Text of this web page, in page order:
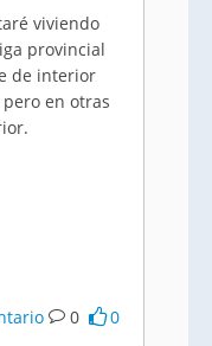
viviendo
provincial
de interior
en otras
0 0